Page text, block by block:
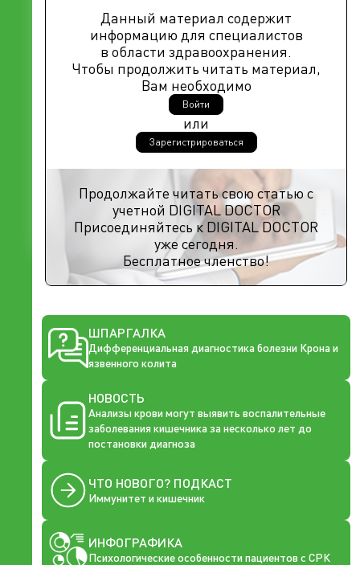
Данный материал содержит
информацию для специалистов
в области здравоохранения.
Чтобы продолжить читать материал,
Вам необходимо
Войти
или
Зарегистрироваться
Продолжайте читать свою статью с
учетной DIGITAL DOCTOR
Присоединяйтесь к DIGITAL DOCTOR
уже сегодня.
Бесплатное членство!
ШПАРГАЛКА
Дифференциальная диагностика болезни Крона и
язвенного колита
НОВОСТЬ
Анализы крови могут выявить воспалительные
заболевания кишечника за несколько лет до
постановки диагноза
ЧТО НОВОГО? ПОДКАСТ
Иммунитет и кишечник
ИНФОГРАФИКА
Психологические особенности пациентов с СРК